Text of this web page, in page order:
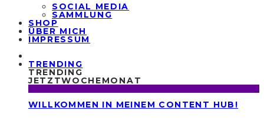
SOCIAL MEDIA
SAMMLUNG
SHOP
ÜBER MICH
IMPRESSUM
TRENDING
TRENDING
JETZTWOCHEMONAT
WILLKOMMEN IN MEINEM CONTENT HUB!